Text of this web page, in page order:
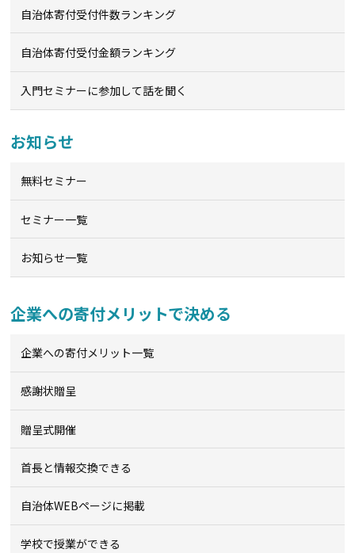
自治体寄付受付件数ランキング
自治体寄付受付金額ランキング
入門セミナーに参加して話を聞く
お知らせ
無料セミナー
セミナー一覧
お知らせ一覧
企業への寄付メリットで決める
企業への寄付メリット一覧
感謝状贈呈
贈呈式開催
首長と情報交換できる
自治体WEBページに掲載
学校で授業ができる